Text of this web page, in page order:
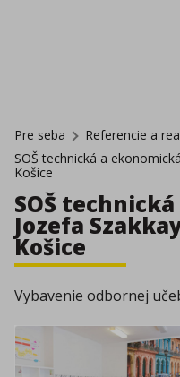
Pre seba Referencie a
SOŠ technická a
Košice
SOŠ
Jozefa
Košice
Vybavenie odbornej